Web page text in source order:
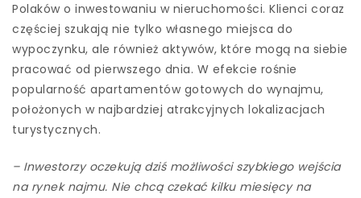
Polaków o inwestowaniu w nieruchomości. Klienci coraz
częściej szukają nie tylko własnego miejsca do
wypoczynku, ale również aktywów, które mogą na siebie
pracować od pierwszego dnia. W efekcie rośnie
popularność apartamentów gotowych do wynajmu,
położonych w najbardziej atrakcyjnych lokalizacjach
turystycznych.
– Inwestorzy oczekują dziś możliwości szybkiego wejścia
na rynek najmu. Nie chcą czekać kilku miesięcy na